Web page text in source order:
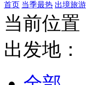
首页 当季最热 出境旅游
当前位置
出发地：